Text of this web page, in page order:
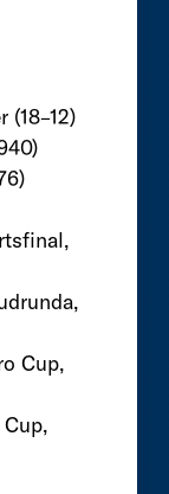
(18–12)
Cup,